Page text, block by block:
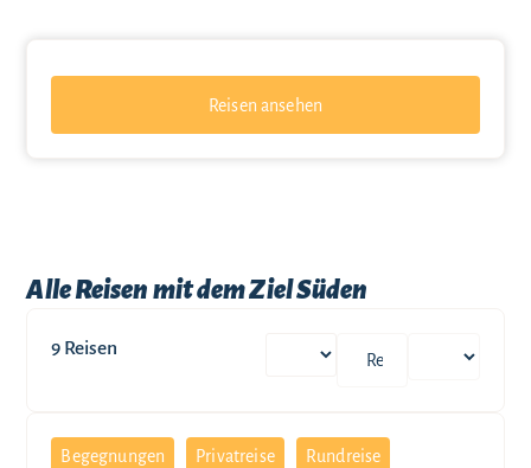
Reisen ansehen
Alle Reisen mit dem Ziel Süden
9 Reisen
Begegnungen Privatreise Rundreise